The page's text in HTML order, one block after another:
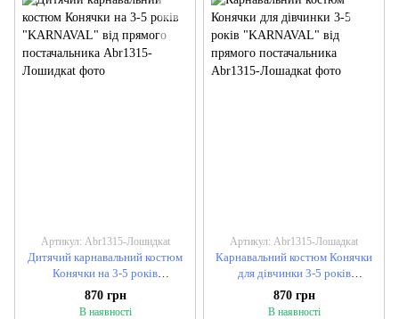
Артикул: Abr1315-Лошидкаt
Дитячий карнавальний костюм
Конячки на 3-5 років
"KARNAVAL" від прямого
постачальника
870 грн
В наявності
Артикул: Abr1315-Лошадкаt
Карнавальний костюм Конячки
для дівчинки 3-5 років
"KARNAVAL" від прямого
постачальника
870 грн
В наявності